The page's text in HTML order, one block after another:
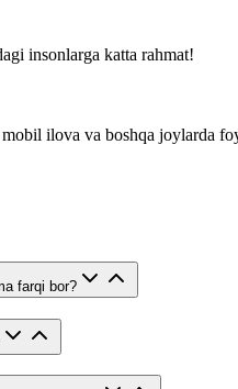
insonlarga katta rahmat!
ilova va boshqa joylarda
farqi bor?